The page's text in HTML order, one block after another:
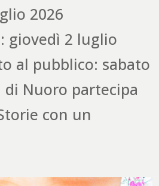
2026
giovedì 2 luglio
al pubblico: sabato
Nuoro partecipa
con un